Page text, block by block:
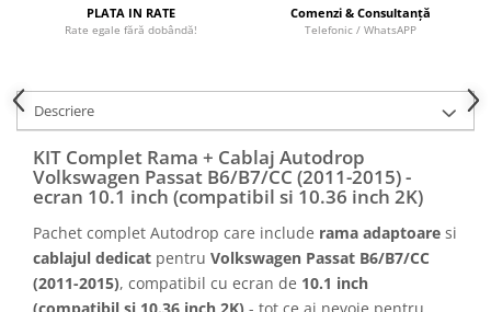
Camere marșarier auto
Camere Skoda
Camere Volkswagen
Camere Mercedes Benz
Camere Audi
PLATA IN RATE
Rate egale fără dobândă!
Comenzi & Consultanță
Telefonic / WhatsAPP
Descriere
KIT Complet Rama + Cablaj Autodrop
Volkswagen Passat B6/B7/CC (2011-2015) -
ecran 10.1 inch (compatibil si 10.36 inch 2K)
Pachet complet Autodrop care include rama adaptoare si
cablajul dedicat pentru Volkswagen Passat B6/B7/CC
(2011-2015), compatibil cu ecran de 10.1 inch